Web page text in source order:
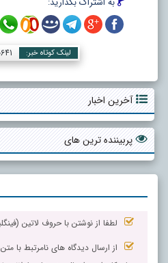
لینک کوتاه خبر:
آخرین اخبار
پربیننده ترین های
لطفا از نوشتن با حروف لاتین
از ارسال دیدگاه های نامرتبط با